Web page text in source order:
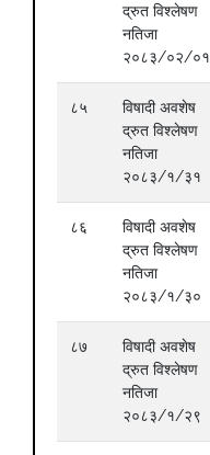
द्रुत विश्लेषण
नतिजा
२०८३/०२/०१
८५
विषादी अवशेष
द्रुत विश्लेषण
नतिजा
२०८३/१/३१
८६
विषादी अवशेष
द्रुत विश्लेषण
नतिजा
२०८३/१/३०
८७
विषादी अवशेष
द्रुत विश्लेषण
नतिजा
२०८३/१/२९